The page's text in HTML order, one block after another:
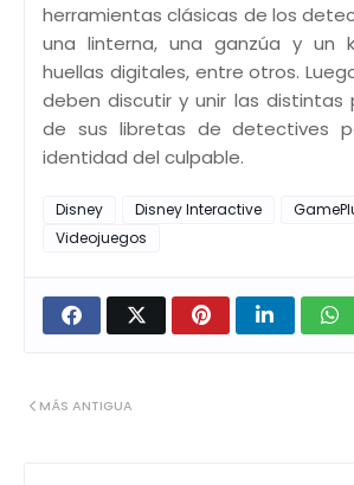
herramientas clásicas de los
una linterna, una ganzúa y un
huellas digitales, entre otros.
deben discutir y unir las distintas
de sus libretas de detectives
identidad del culpable.
Disney Disney Interactive
Videojuegos
MÁS ANTIGUA